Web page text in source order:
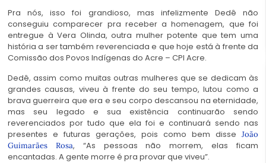
Pra nós, isso foi grandioso, mas infelizmente Dedê não
conseguiu comparecer pra receber a homenagem, que foi
entregue à Vera Olinda, outra mulher potente que tem uma
história a ser também reverenciada e que hoje está à frente da
Comissão dos Povos Indígenas do Acre – CPI Acre.
Dedê, assim como muitas outras mulheres que se dedicam às
grandes causas, viveu à frente do seu tempo, lutou como a
brava guerreira que era e seu corpo descansou na eternidade,
mas seu legado e sua existência continuarão sendo
reverenciados por tudo que ela foi e continuará sendo nas
presentes e futuras gerações, pois como bem disse João
Guimarães Rosa, “As pessoas não morrem, elas ficam
encantadas. A gente morre é pra provar que viveu”.